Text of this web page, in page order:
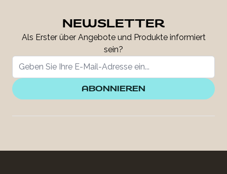
NEWSLETTER
Als Erster über Angebote und Produkte informiert
sein?
ABONNIEREN